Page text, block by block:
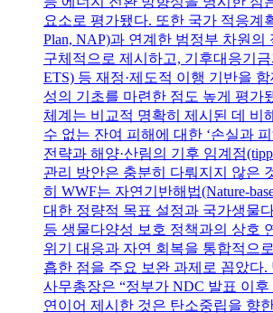
요소로 평가됐다. 또한 국가 적응계
Plan, NAP)과 연계한 범정부 차원의
구체적으로 제시하고, 기후대응기
ETS) 등 재정·제도적 이행 기반을
성의 기초를 마련한 점도 높게 평가
체계는 비교적 명확히 제시된 데 비
수 없는 잔여 피해에 대한 ‘손실과 피
전략과 해양·산림의 기후 임계점
관리 방안은 충분히 다뤄지지 않은
히 WWF는 자연기반해법(Nature-
대한 정량적 목표 설정과 국가생물
등 생물다양성 보호 정책과의 상호
위기 대응과 자연 회복을 통합적으
흡한 점을 주요 보완 과제로 꼽았다.
사무총장은 “정부가 NDC 발표 이
연이어 제시한 것은 탄소중립을 향